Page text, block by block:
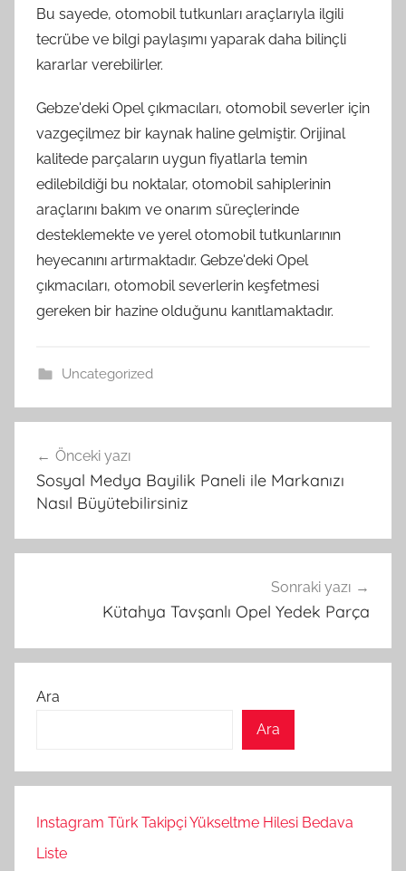
Bu sayede, otomobil tutkunları araçlarıyla ilgili
tecrübe ve bilgi paylaşımı yaparak daha bilinçli
kararlar verebilirler.
Gebze'deki Opel çıkmacıları, otomobil severler için
vazgeçilmez bir kaynak haline gelmiştir. Orijinal
kalitede parçaların uygun fiyatlarla temin
edilebildiği bu noktalar, otomobil sahiplerinin
araçlarını bakım ve onarım süreçlerinde
desteklemekte ve yerel otomobil tutkunlarının
heyecanını artırmaktadır. Gebze'deki Opel
çıkmacıları, otomobil severlerin keşfetmesi
gereken bir hazine olduğunu kanıtlamaktadır.
Uncategorized
gezinmesi
Önceki yazı
Sosyal Medya Bayilik Paneli ile Markanızı
Nasıl Büyütebilirsiniz
Sonraki yazı
Kütahya Tavşanlı Opel Yedek Parça
Ara
Ara
Instagram Türk Takipçi Yükseltme Hilesi Bedava
Liste